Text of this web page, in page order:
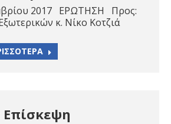
2017 ΕΡΩΤΗΣΗ Προς:
κ. Νίκο Κοτζιά